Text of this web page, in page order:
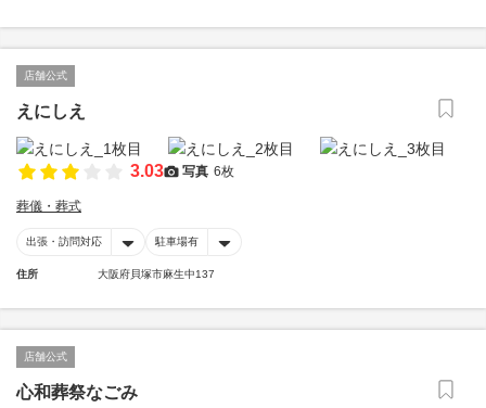
店舗公式
えにしえ
3.03 写真 6枚
葬儀・葬式
出張・訪問対応 駐車場有
住所 大阪府貝塚市麻生中137
店舗公式
心和葬祭なごみ